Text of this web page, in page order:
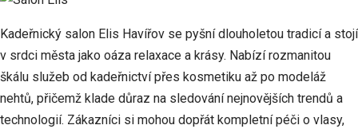
Kadeřnický salon Elis Havířov se pyšní dlouholetou tradicí a stojí
v srdci města jako oáza relaxace a krásy. Nabízí rozmanitou
škálu služeb od kadeřnictví přes kosmetiku až po modeláž
nehtů, přičemž klade důraz na sledování nejnovějších trendů a
technologií. Zákazníci si mohou dopřát kompletní péči o vlasy,